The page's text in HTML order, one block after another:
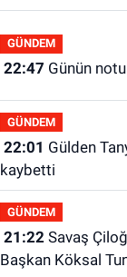
GÜNDEM
22:47 Günün
GÜNDEM
22:01
kaybetti
GÜNDEM
21:22Savaş Çiloğlu ve yönetimi
Başkan Köksal